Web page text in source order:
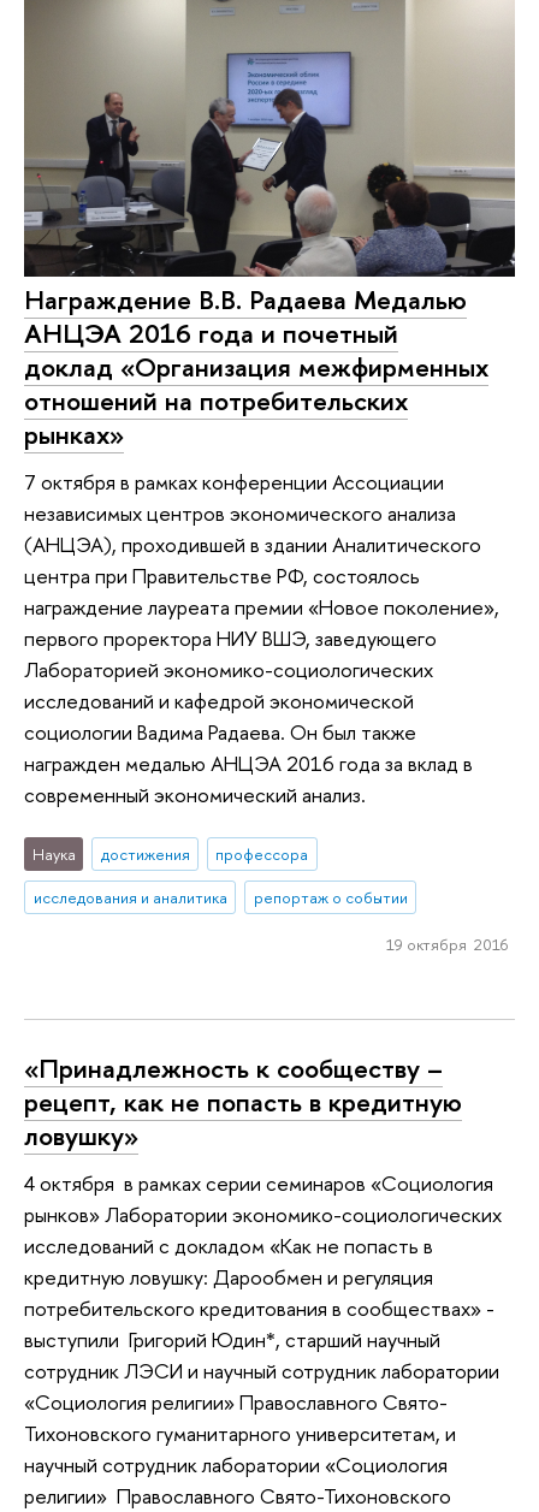
Награждение В.В. Радаева Медалью
АНЦЭА 2016 года и почетный
доклад «Организация межфирменных
отношений на потребительских
рынках»
7 октября в рамках конференции Ассоциации
независимых центров экономического анализа
(АНЦЭА), проходившей в здании Аналитического
центра при Правительстве РФ, состоялось
награждение лауреата премии «Новое поколение»,
первого проректора НИУ ВШЭ, заведующего
Лабораторией экономико-социологических
исследований и кафедрой экономической
социологии Вадима Радаева. Он был также
награжден медалью АНЦЭА 2016 года за вклад в
современный экономический анализ.
Наука достижения
профессора
исследования и аналитика
репортаж о событии
19 октября 2016
«Принадлежность к сообществу –
рецепт, как не попасть в кредитную
ловушку»
4 октября в рамках серии семинаров «Социология
рынков» Лаборатории экономико-социологических
исследований с докладом «Как не попасть в
кредитную ловушку: Дарообмен и регуляция
потребительского кредитования в сообществах» -
выступили Григорий Юдин*, старший научный
сотрудник ЛЭСИ и научный сотрудник лаборатории
«Социология религии» Православного Свято-
Тихоновского гуманитарного университетам, и
научный сотрудник лаборатории «Социология
религии» Православного Свято-Тихоновского